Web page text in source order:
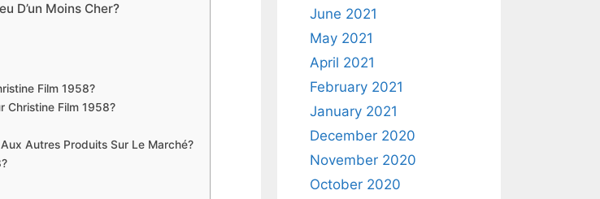
D’un Moins Cher?
Film 1958?
Christine Film 1958?
Autres Produits Sur Le Marché?
June 2021
May 2021
April 2021
February 2021
January 2021
December 2020
November 2020
October 2020